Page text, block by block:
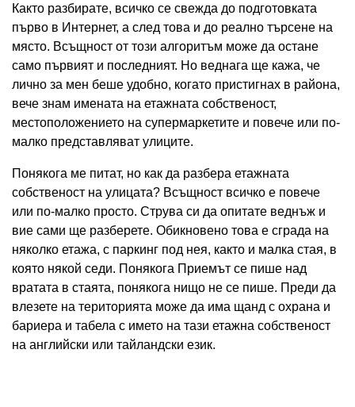
Както разбирате, всичко се свежда до подготовката
първо в Интернет, а след това и до реално търсене на
място. Всъщност от този алгоритъм може да остане
само първият и последният. Но веднага ще кажа, че
лично за мен беше удобно, когато пристигнах в района,
вече знам имената на етажната собственост,
местоположението на супермаркетите и повече или по-
малко представляват улиците.
Понякога ме питат, но как да разбера етажната
собственост на улицата? Всъщност всичко е повече
или по-малко просто. Струва си да опитате веднъж и
вие сами ще разберете. Обикновено това е сграда на
няколко етажа, с паркинг под нея, както и малка стая, в
която някой седи. Понякога Приемът се пише над
вратата в стаята, понякога нищо не се пише. Преди да
влезете на територията може да има щанд с охрана и
бариера и табела с името на тази етажна собственост
на английски или тайландски език.